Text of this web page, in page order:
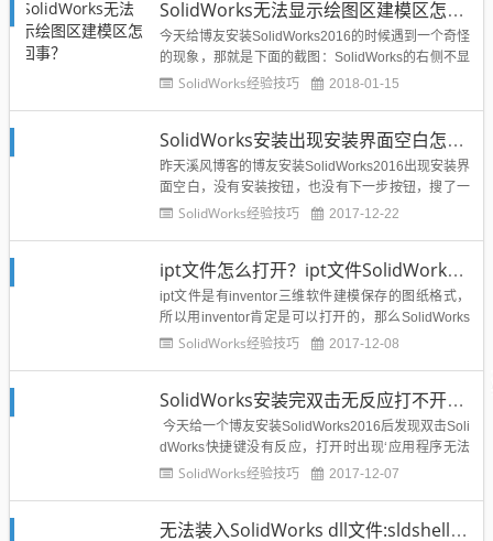
【以兼容性运行这个程序】，下拉菜单选择...
SolidWorks无法显示绘图区建模区怎么回事？
今天给博友安装SolidWorks2016的时候遇到一个奇怪
的现象，那就是下面的截图：SolidWorks的右侧不显
示绘图区域，模型区域不显示，我打开零件和装配体
解决措施{亲测可用}打开SolidW...
SolidWorks经验技巧 2018-01-15
SolidWorks安装出现安装界面空白怎么回事？如何解决？
昨天溪风博客的博友安装SolidWorks2016出现安装界
面空白，没有安装按钮，也没有下一步按钮，搜了一
下解决办法，看到网上也有很多SolidWorks新手遇到
于找到了解决办法并亲测可用，下面给溪...
SolidWorks经验技巧 2017-12-22
ipt文件怎么打开？ipt文件SolidWorks能打开吗？
ipt文件是有inventor三维软件建模保存的图纸格式，
所以用inventor肯定是可以打开的，那么SolidWorks
能不能打开inventor保存的ipt文件呢？如果可以的话S
SolidWorks经验技巧 2017-12-08
SolidWorks安装完双击无反应打不开怎么解决？
今天给一个博友安装SolidWorks2016后发现双击Soli
dWorks快捷键没有反应，打开时出现‘应用程序无法
启动，因为应用程序的并行配置不正确。有关详细信
料终于解决了...
SolidWorks经验技巧 2017-12-07
无法装入SolidWorks dll文件:sldshellutils怎么解决？亲测可用